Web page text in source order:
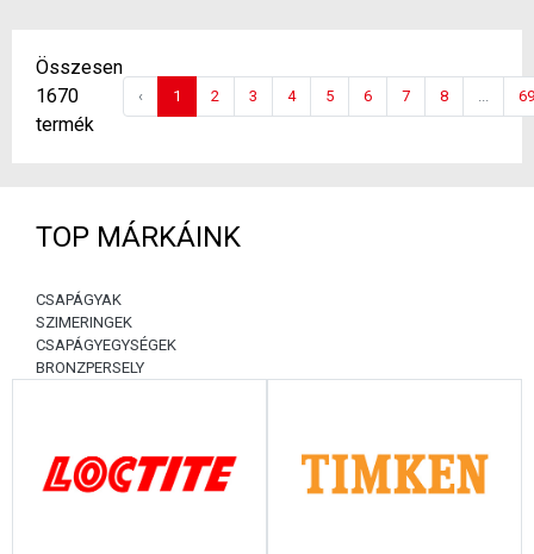
Összesen
1670
termék
‹ 1 2 3 4 5 6 7 8 69
TOP MÁRKÁINK
CSAPÁGYAK
SZIMERINGEK
CSAPÁGYEGYSÉGEK
BRONZPERSELY